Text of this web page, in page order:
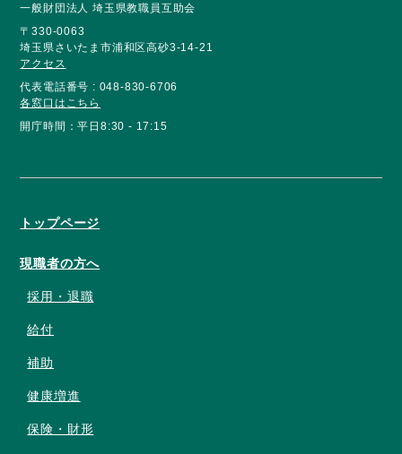
一般財団法人 埼玉県教職員互助会
〒330-0063
埼玉県さいたま市浦和区高砂3-14-21
アクセス
代表電話番号 : 048-830-6706
各窓口はこちら
開庁時間：平日8:30 - 17:15
トップページ
現職者の方へ
採用・退職
給付
補助
健康増進
保険・財形